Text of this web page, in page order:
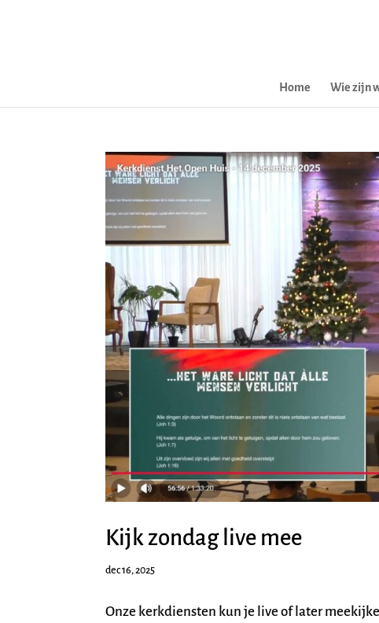
Home Wie zijn
Kijk zondag live mee
dec 16, 2025
Onze kerkdiensten kun je live of later